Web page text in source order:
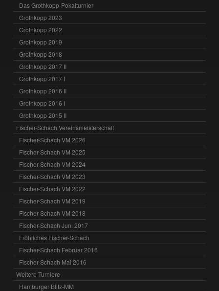
Das Grothkopp-Pokalturnier
Grothkopp 2023
Grothkopp 2022
Grothkopp 2019
Grothkopp 2018
Grothkopp 2017 II
Grothkopp 2017 I
Grothkopp 2016 II
Grothkopp 2016 I
Grothkopp 2015 II
Fischer-Schach Vereinsmeisterschaft
Fischer-Schach VM 2026
Fischer-Schach VM 2025
Fischer-Schach VM 2024
Fischer-Schach VM 2023
Fischer-Schach VM 2022
Fischer-Schach VM 2019
Fischer-Schach VM 2018
Fischer-Schach Juni 2017
Fröhliches Fischer-Schach
Fischer-Schach Februar 2016
Fischer-Schach Mai 2016
Weitere Turniere
Hamburger Blitz-MM